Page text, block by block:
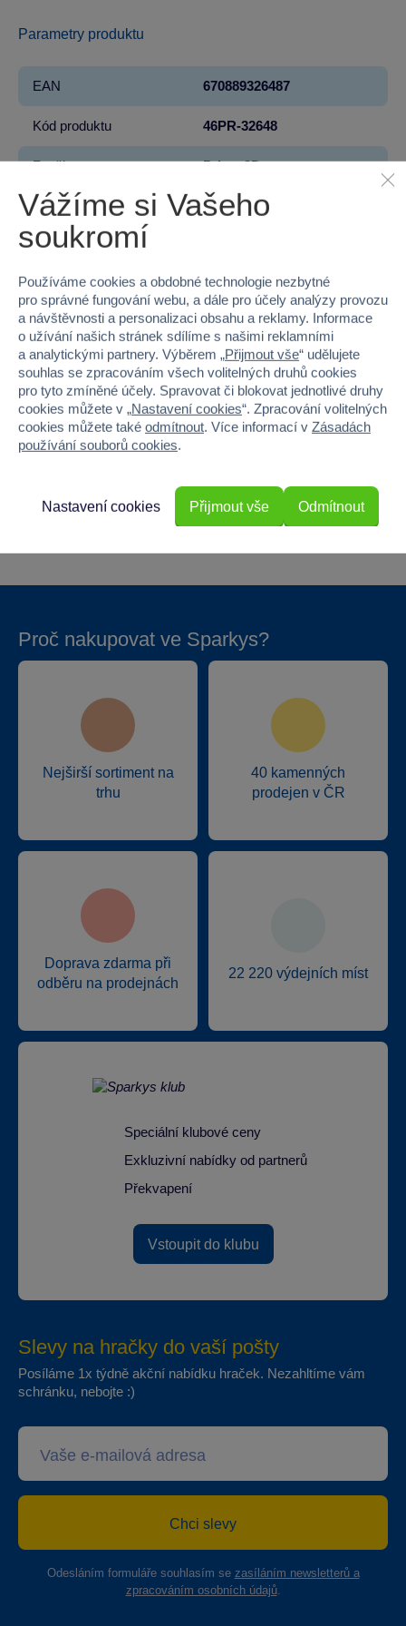
Parametry produktu
EAN 670889326487
Kód produktu 46PR-32648
Značka Prime 3D
Licence DISNEY
Řada
Věk od 6
Pohlaví HOLKA, KLUK
Počet dílků 500
Šířka 25.4
Výška
5
608
Proč nakupovat ve Sparkys?
Nejširší sortiment na
trhu
40 kamenných
prodejen v ČR
Doprava zdarma při
odběru na prodejnách
22 220 výdejních míst
Speciální klubové ceny
Exkluzivní nabídky od partnerů
Překvapení
Vstoupit do klubu
Slevy na hračky do vaší pošty
Posíláme 1x týdně akční nabídku hraček. Nezahltíme vám
schránku, nebojte :)
Chci slevy
Odesláním formuláře souhlasím se zasíláním newsletterů a
zpracováním osobních údajů.
Vážíme si Vašeho
soukromí
Používáme cookies a obdobné technologie nezbytné
pro správné fungování webu, a dále pro účely analýzy provozu
a návštěvnosti a personalizaci obsahu a reklamy. Informace
o užívání našich stránek sdílíme s našimi reklamními
a analytickými partnery. Výběrem „Přijmout vše“ udělujete
souhlas se zpracováním všech volitelných druhů cookies
pro tyto zmíněné účely. Spravovat či blokovat jednotlivé druhy
cookies můžete v „Nastavení cookies“. Zpracování volitelných
cookies můžete také odmítnout. Více informací v Zásadách
používání souborů cookies.
Odmítnout
Nastavení cookies Přijmout vše